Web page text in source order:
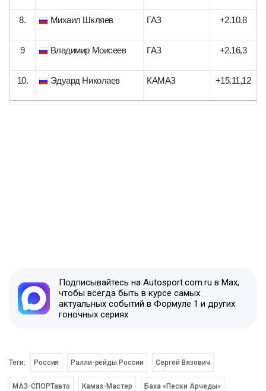
8. Михаил Шкляев ГАЗ +2.10.8
9 Владимир Моисеев ГАЗ +2.16,3
10. Эдуард Николаев КАМАЗ +15.11,12
Подписывайтесь на Autosport.com.ru в Max,
чтобы всегда быть в курсе самых
актуальных событий в Формуле 1 и других
гоночных сериях
Теги: Россия Ралли-рейды России Сергей Вязович
МАЗ-СПОРТавто Камаз-Мастер Баха «Пески Арчеды»